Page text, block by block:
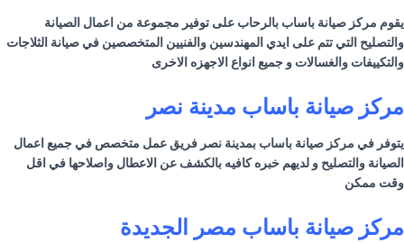
يقوم مركز صيانة باساب بالرحاب على توفير مجموعة من اعمال الصيانة
والتصليح التي تتم على ايدي المهندسين والفنيين المتخصصين في صيانة الثلاجات
والتكييفات والغسالات و جميع انواع الاجهزه الاخرى
مركز صيانة باساب مدينة نصر
يتوفر في مركز صيانة باساب بمدينة نصر فريق عمل متخصص في جميع اعمال
الصيانة والتصليح و لديهم خبره كافيه بالكشف عن الاعطال واصلاحها في اقل
وقت ممكن
مركز صيانة باساب مصر الجديدة